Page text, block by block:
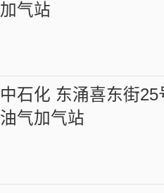
加气站
中石化 东涌喜东街25
油气加气站